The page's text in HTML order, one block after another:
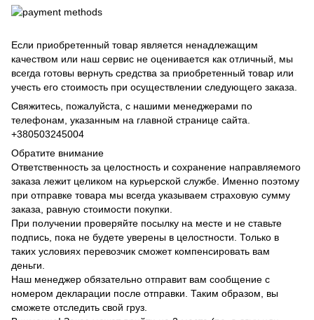
Если приобретенный товар является ненадлежащим
качеством или наш сервис не оценивается как отличный, мы
всегда готовы вернуть средства за приобретенный товар или
учесть его стоимость при осуществлении следующего заказа.
Свяжитесь, пожалуйста, с нашими менеджерами по
телефонам, указанным на главной странице сайта.
+380503245004
Обратите внимание
Ответственность за целостность и сохранение направляемого
заказа лежит целиком на курьерской службе. Именно поэтому
при отправке товара мы всегда указываем страховую сумму
заказа, равную стоимости покупки.
При получении проверяйте посылку на месте и не ставьте
подпись, пока не будете уверены в целостности. Только в
таких условиях перевозчик сможет компенсировать вам
деньги.
Наш менеджер обязательно отправит вам сообщение с
номером декларации после отправки. Таким образом, вы
сможете отследить свой груз.